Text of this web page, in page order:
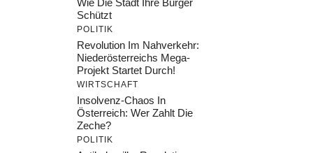
Schützt
POLITIK
Revolution Im Nahverkehr:
Niederösterreichs Mega-
Projekt Startet Durch!
WIRTSCHAFT
Insolvenz-Chaos In
Österreich: Wer Zahlt Die
Zeche?
POLITIK